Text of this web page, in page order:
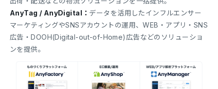
AnyTag / AnyDigital： データを活用したインフルエンサー
マーケティングやSNSアカウントの運用、WEB・アプリ・SNS
広告・DOOH(Digital-out-of-Home)広告などのソリューショ
ンを提供。